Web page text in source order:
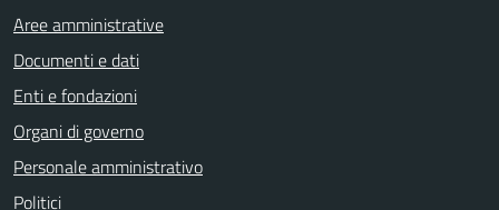
Aree amministrative
Documenti e dati
Enti e fondazioni
Organi di governo
Personale amministrativo
Politici